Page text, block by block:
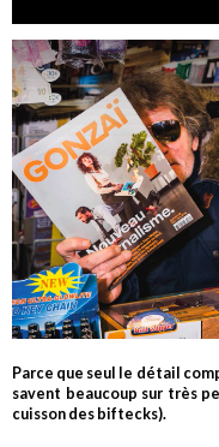
Parce que seul le détail
savent beaucoup sur très
cuisson des biftecks).